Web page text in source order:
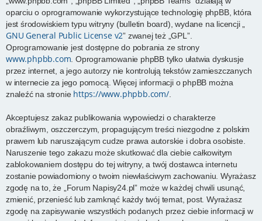
oparciu o oprogramowanie wykorzystujące technologię phpBB, która
jest środowiskiem typu witryny (bulletin board), wydane na licencji „
GNU General Public License v2” zwanej też „GPL”.
Oprogramowanie jest dostępne do pobrania ze strony
www.phpbb.com . Oprogramowanie phpBB tylko ułatwia dyskusje
przez internet, a jego autorzy nie kontrolują tekstów zamieszczanych
w internecie za jego pomocą. Więcej informacji o phpBB można
znaleźć na stronie https://www.phpbb.com/.
Akceptujesz zakaz publikowania wypowiedzi o charakterze
obraźliwym, oszczerczym, propagującym treści niezgodne z polskim
prawem lub naruszającym cudze prawa autorskie i dobra osobiste.
Naruszenie tego zakazu może skutkować dla ciebie całkowitym
zablokowaniem dostępu do tej witryny, a twój dostawca internetu
zostanie powiadomiony o twoim niewłaściwym zachowaniu. Wyrażasz
zgodę na to, że „Forum Napisy24.pl” może w każdej chwili usunąć,
zmienić, przenieść lub zamknąć każdy twój temat, post. Wyrażasz
zgodę na zapisywanie wszystkich podanych przez ciebie informacji w